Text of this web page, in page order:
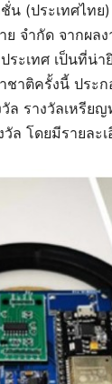
น (ประเทศไท
จำกัด จากผล
ระเทศ เป็นที่น่
ชาติครั้งนี้ ประ
ล รางวัลเหรีย
ล โดยมีรายละ